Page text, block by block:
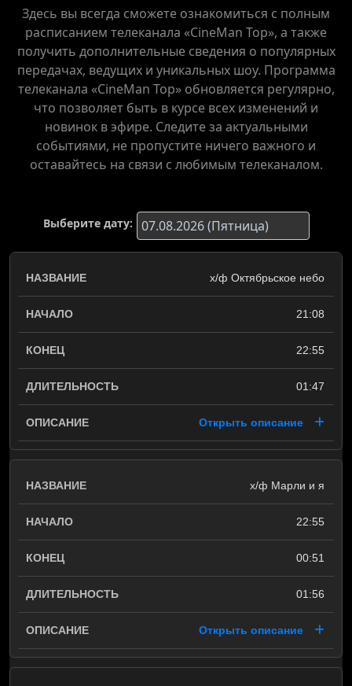
Здесь вы всегда сможете ознакомиться с полным
расписанием телеканала «CineMan Top», а также
получить дополнительные сведения о популярных
передачах, ведущих и уникальных шоу. Программа
телеканала «CineMan Top» обновляется регулярно,
что позволяет быть в курсе всех изменений и
новинок в эфире. Следите за актуальными
событиями, не пропустите ничего важного и
оставайтесь на связи с любимым телеканалом.
Выберите дату:
х/ф Октябрьское небо
21:08
22:55
01:47
Открыть описание
х/ф Марли и я
22:55
00:51
01:56
Открыть описание